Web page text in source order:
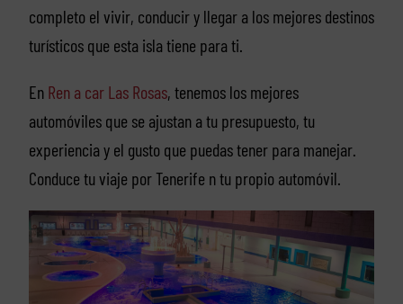
completo el vivir, conducir y llegar a los mejores destinos
turísticos que esta isla tiene para ti.
En Ren a car Las Rosas, tenemos los mejores
automóviles que se ajustan a tu presupuesto, tu
experiencia y el gusto que puedas tener para manejar.
Conduce tu viaje por Tenerife n tu propio automóvil.